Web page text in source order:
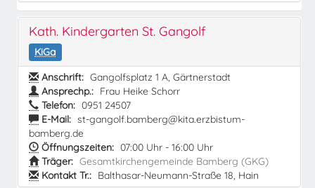
Kath. Kindergarten St. Gangolf
KiGa
Anschrift: Gangolfsplatz 1 A, Gärtnerstadt
Ansprechp.: Frau Heike Schorr
Telefon: 0951 24507
E-Mail: st-gangolf.bamberg@kita.erzbistum-
bamberg.de
Öffnungszeiten: 07:00 Uhr - 16:00 Uhr
Träger: Gesamtkirchengemeinde Bamberg (GKG)
Kontakt Tr.: Balthasar-Neumann-Straße 18, Hain